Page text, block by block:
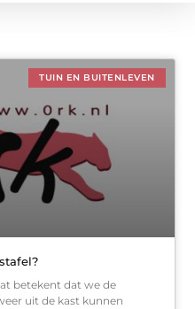
TUIN EN BUITENLEVEN
betekent dat we de
uit de kast kunnen